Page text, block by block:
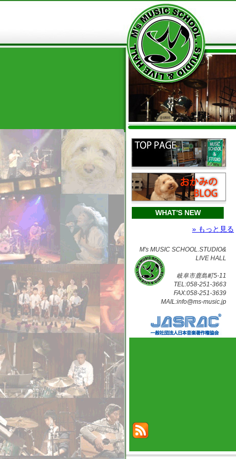
WHAT'S NEW
» もっと見る
M's MUSIC SCHOOL.STUDIO&
LIVE HALL
岐阜市鹿島町5-11
TEL:058-251-3663
FAX:058-251-3639
MAIL:info@ms-music.jp